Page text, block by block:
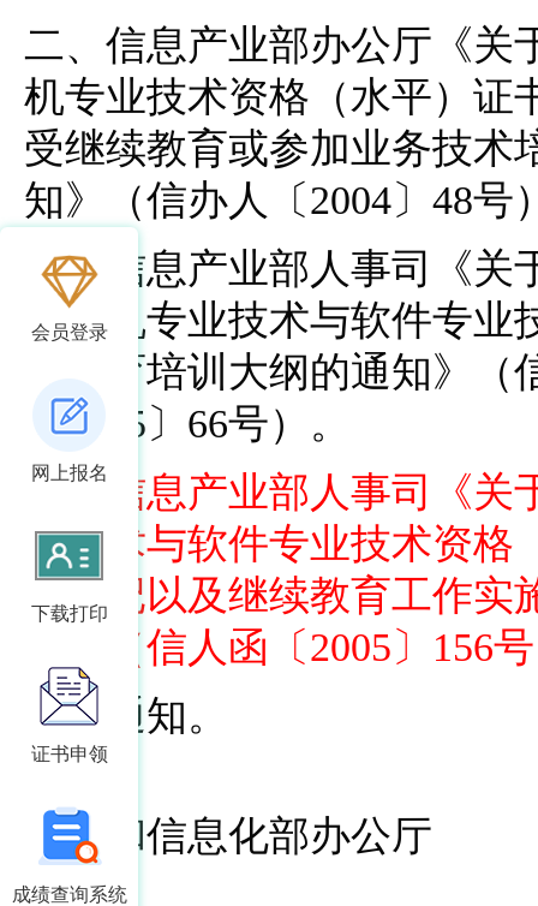
会员登录
网上报名
下载打印
证书申领
成绩查询系统
二、信息产业部办公厅《关
机专业技术资格（水平）证
受继续教育或参加业务技术
知》（信办人〔2004〕48号
三、信息产业部人事司《关
计算机专业技术与软件专业
续教育培训大纲的通知》（
〔2005〕66号）。
四、信息产业部人事司《关
机技术与软件专业技术资格
书登记以及继续教育工作实
函》（信人函〔2005〕156
特此通知。
工业和信息化部办公厅